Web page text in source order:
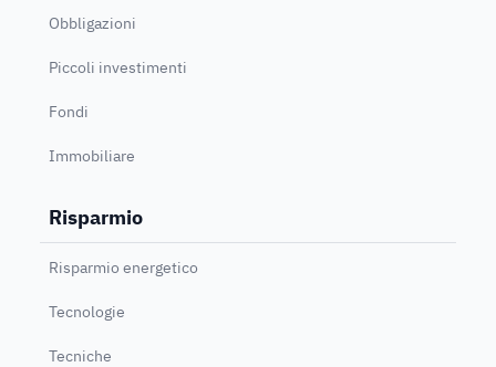
Obbligazioni
Piccoli investimenti
Fondi
Immobiliare
Risparmio
Risparmio energetico
Tecnologie
Tecniche